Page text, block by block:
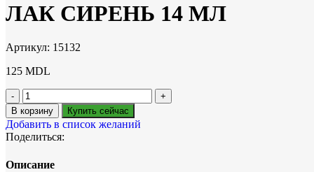
ЛАК СИРЕНЬ 14 МЛ
Артикул: 15132
125 MDL
В корзину Купить сейчас
Добавить в список желаний
Поделиться:
Описание